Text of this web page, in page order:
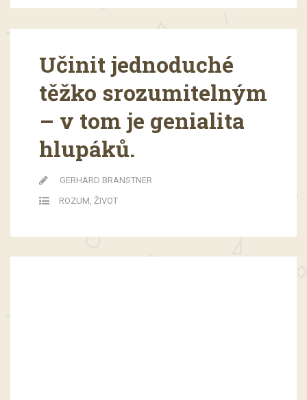
Učinit jednoduché
těžko srozumitelným
– v tom je genialita
hlupáků.
GERHARD BRANSTNER
ROZUM, ŽIVOT